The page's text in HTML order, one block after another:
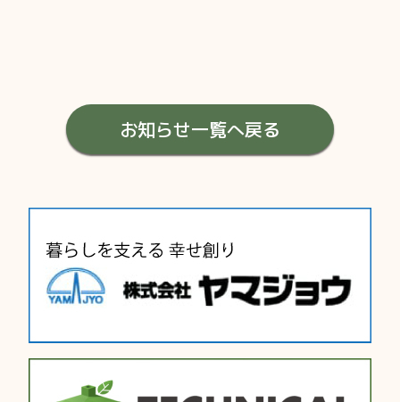
お知らせ一覧へ戻る